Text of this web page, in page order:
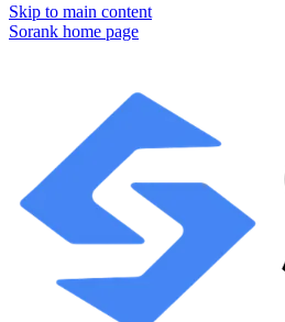
Skip to main content
Sorank home page